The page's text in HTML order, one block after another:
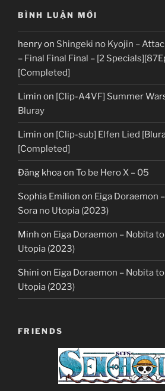
BÌNH LUẬN MỚI
henryon Shingeki no Kyojin –
– Final Final Final – [2
[Completed]
Limin on [Clip-A4VF] Summer
Bluray
Limin on [Clip-sub] Elfen Lied
[Completed]
Đăng khoaon To be Hero X – 05
Sophia Emilion on Eiga Doraemon
Sora no Utopia (2023)
Minh on Eiga Doraemon – Nobita
Utopia (2023)
Shini on Eiga Doraemon – Nobita
Utopia (2023)
FRIENDS